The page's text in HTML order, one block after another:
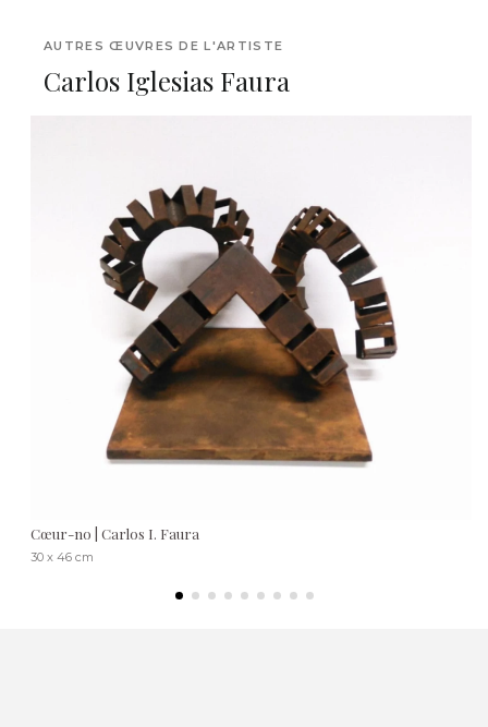
AUTRES ŒUVRES DE L'ARTISTE
Carlos Iglesias Faura
Cœur-no | Carlos I. Faura
30 x 46 cm